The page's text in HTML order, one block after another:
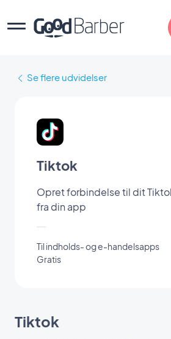
Se flere udvidelser
Tiktok
Opret forbindelse til dit
fra din app
Til indholds- og e-handelsapps
Gratis
Tiktok